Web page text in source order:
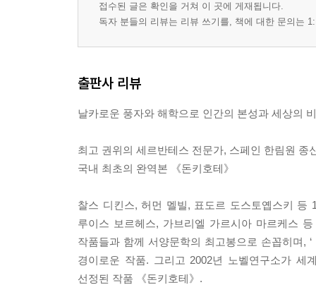
접수된 글은 확인을 거쳐 이 곳에 게재됩니다.
독자 분들의 리뷰는 리뷰 쓰기를, 책에 대한 문의는
출판사 리뷰
날카로운 풍자와 해학으로 인간의 본성과 세상의
최고 권위의 세르반테스 전문가, 스페인 한림원 종
국내 최초의 완역본 《돈키호테》
찰스 디킨스, 허먼 멜빌, 표도르 도스토옙스키 등
루이스 보르헤스, 가브리엘 가르시아 마르케스
작품들과 함께 서양문학의 최고봉으로 손꼽히며,
경이로운 작품. 그리고 2002년 노벨연구소가 세
선정된 작품 《돈키호테》.